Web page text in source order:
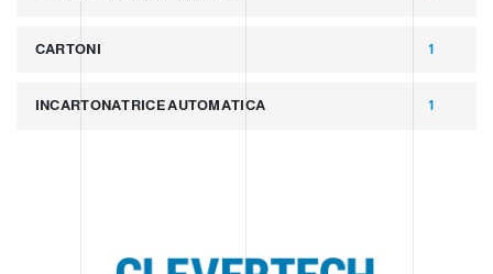
CARTONI 1
INCARTONATRICE AUTOMATICA 1